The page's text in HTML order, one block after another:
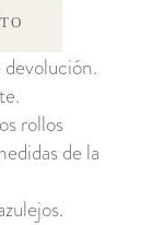
rollos
de la